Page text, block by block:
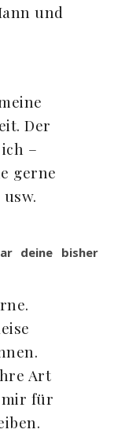
und
Der
–
gerne
deine bisher
Art
mir für